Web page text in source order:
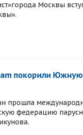
Москвы
покорили
прошла
федерацию